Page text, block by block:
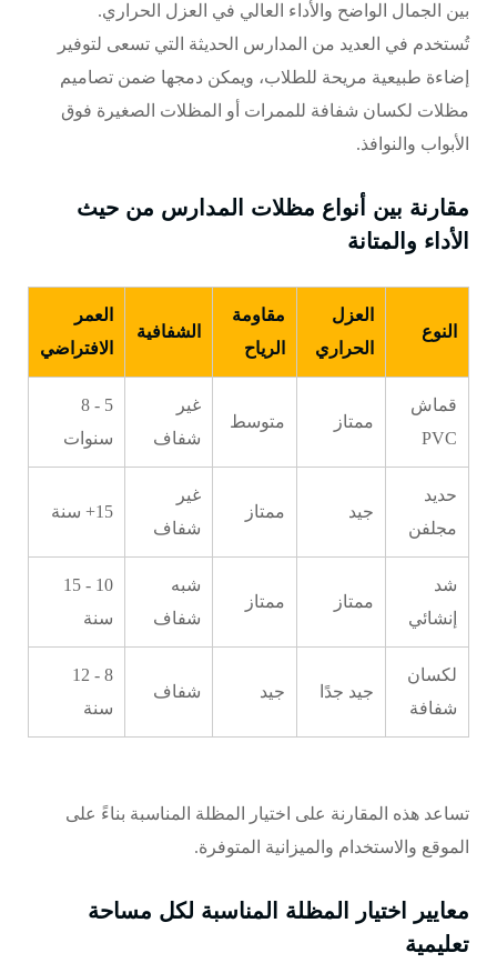
بين الجمال الواضح والأداء العالي في العزل الحراري.
تُستخدم في العديد من المدارس الحديثة التي تسعى لتوفير
إضاءة طبيعية مريحة للطلاب، ويمكن دمجها ضمن تصاميم
مظلات لكسان شفافة للممرات أو المظلات الصغيرة فوق
الأبواب والنوافذ.
مقارنة بين أنواع مظلات المدارس من حيث
الأداء والمتانة
النوع
العزل
الحراري
مقاومة
الرياح
الشفافية
العمر
الافتراضي
قماش
PVC
ممتاز متوسط
غير
شفاف
5 - 8
سنوات
حديد
مجلفن
جيد ممتاز
غير
شفاف
15+ سنة
شد
إنشائي
ممتاز ممتاز
شبه
شفاف
10 - 15
سنة
لكسان
شفافة
جيد جدًا جيد شفاف
8 - 12
سنة
تساعد هذه المقارنة على اختيار المظلة المناسبة بناءً على
الموقع والاستخدام والميزانية المتوفرة.
معايير اختيار المظلة المناسبة لكل مساحة
تعليمية